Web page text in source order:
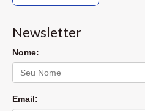
Newsletter
Nome:
Email: